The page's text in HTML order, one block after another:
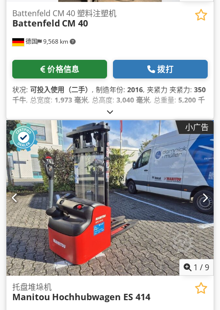
德国 9,568 km
Battenfeld CM 40 塑料注塑机
Battenfeld CM 40
价格信息 拨打
状况: 可投入使用（二手） , 制造年份: 2016, 夹紧力 夹紧力: 350
千牛, 总宽度: 1,973 毫米, 总高度: 3,040 毫米, 总重量: 5,200 千
1,300 毫米
小广告
1 /9
托盘堆垛机
Manitou Hochhubwagen ES 414